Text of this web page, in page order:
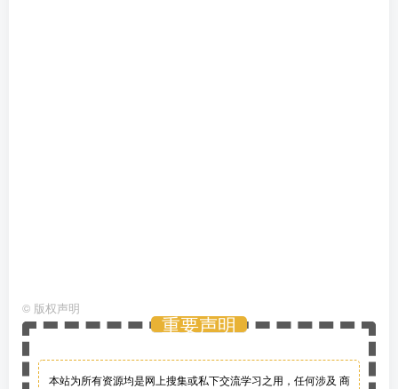
© 版权声明
重要声明
本站为所有资源均是网上搜集或私下交流学习之用，任何涉及 商